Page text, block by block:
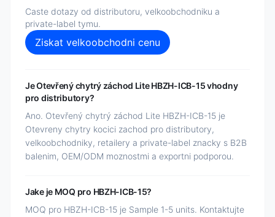
Caste dotazy od distributoru, velkoobchodniku a
private-label tymu.
Ziskat velkoobchodni cenu
Je Otevřený chytrý záchod Lite HBZH-ICB-15 vhodny
pro distributory?
Ano. Otevřený chytrý záchod Lite HBZH-ICB-15 je
Otevreny chytry kocici zachod pro distributory,
velkoobchodniky, retailery a private-label znacky s B2B
balenim, OEM/ODM moznostmi a exportni podporou.
Jake je MOQ pro HBZH-ICB-15?
MOQ pro HBZH-ICB-15 je Sample 1-5 units. Kontaktujte